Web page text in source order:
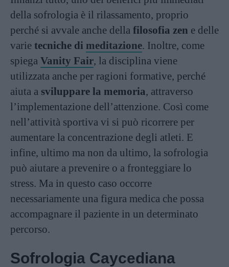
della sofrologia è il rilassamento, proprio
perché si avvale anche della filosofia zen e delle
varie tecniche di meditazione. Inoltre, come
spiega Vanity Fair, la disciplina viene
utilizzata anche per ragioni formative, perché
aiuta a sviluppare la memoria, attraverso
l’implementazione dell’attenzione. Così come
nell’attività sportiva vi si può ricorrere per
aumentare la concentrazione degli atleti. E
infine, ultimo ma non da ultimo, la sofrologia
può aiutare a prevenire o a fronteggiare lo
stress. Ma in questo caso occorre
necessariamente una figura medica che possa
accompagnare il paziente in un determinato
percorso.
Sofrologia Caycediana